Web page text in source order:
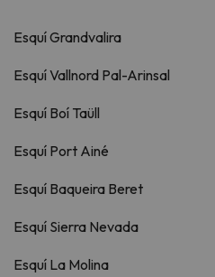
Esquí Grandvalira
Esquí Vallnord Pal-Arinsal
Esquí Boí Taüll
Esquí Port Ainé
Esquí Baqueira Beret
Esquí Sierra Nevada
Esquí La Molina